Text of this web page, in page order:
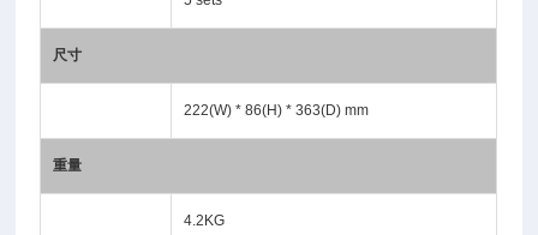
尺寸
222(W) * 86(H) * 363(D) mm
重量
4.2KG